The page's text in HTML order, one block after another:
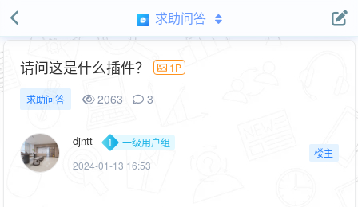
求助问答
请问这是什么插件？ 1P
求助问答 2063 3
djntt
一级用户组
2024-01-13 16:53
楼主